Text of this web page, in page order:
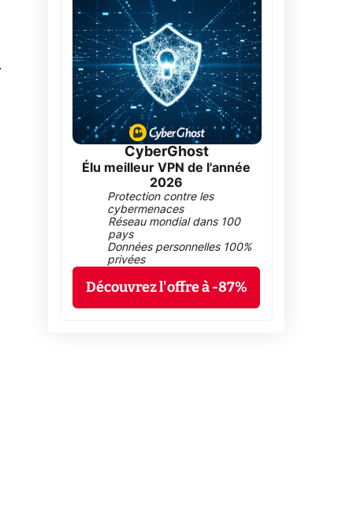
CyberGhost
Élu meilleur VPN de l'année
2026
Protection contre les
cybermenaces
Réseau mondial dans 100
pays
Données personnelles 100%
privées
Découvrez l'offre à -87%